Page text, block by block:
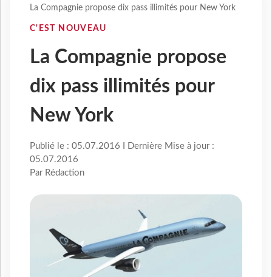
La Compagnie propose dix pass illimités pour New York
C'EST NOUVEAU
La Compagnie propose
dix pass illimités pour
New York
Publié le : 05.07.2016 I Dernière Mise à jour :
05.07.2016
Par Rédaction